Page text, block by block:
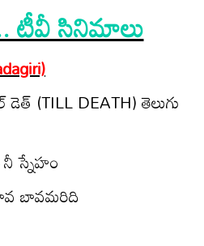
టీవీ సినిమాలు
(TILL DEATH) తెలుగు
స్నేహం
బావ‌మ‌రిది